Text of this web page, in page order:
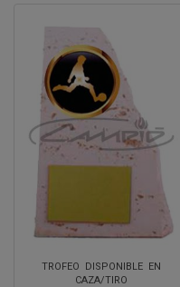
TROFEO DISPONIBLE EN
CAZA/TIRO